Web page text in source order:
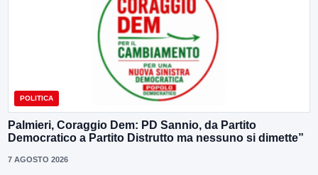
POLITICA
Palmieri, Coraggio Dem: PD Sannio, da Partito
Democratico a Partito Distrutto ma nessuno si dimette”
7 AGOSTO 2026